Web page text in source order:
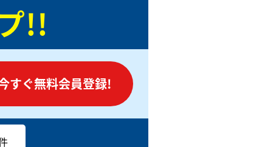
!!
すぐ無料会員登録!